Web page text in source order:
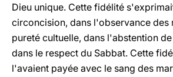
Dieu unique. Cette fidélité
circoncision, dans l'observance des
pureté cultuelle, dans l'abstention
dans le respect du Sabbat. Cette
l'avaient payée avec le sang des